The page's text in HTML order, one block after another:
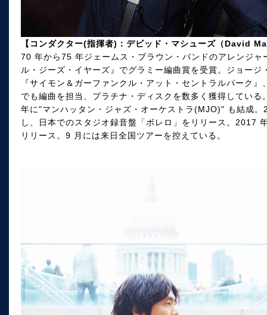
【コンダクター(指揮者)：デビッド・マシューズ（David
70 年から75 年ジェームス・ブラウン・バンドのアレンジ
ル・ジーズ・イヤーズ』でグラミー編曲賞を受賞。ジョー
『サイモン＆ガーファンクル・アット・セントラルパーク
でも編曲を担当、プラチナ・ディスクを数多く獲得してい
年に"マンハッタン・ジャズ・オーケストラ(MJO)" も結成
し、日本でのスタジオ録音盤「ボレロ」をリリース。2017
リリース。9 月には来日全国ツアーを控えている。